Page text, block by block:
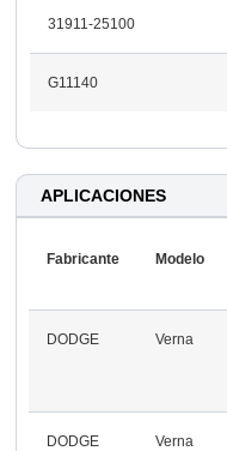
31911-25100
G11140
APLICACIONES
Fabricante Modelo
DODGE Verna
DODGE Verna